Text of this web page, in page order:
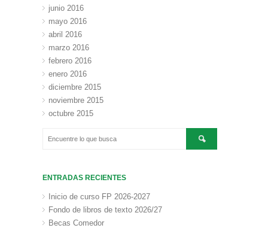
junio 2016
mayo 2016
abril 2016
marzo 2016
febrero 2016
enero 2016
diciembre 2015
noviembre 2015
octubre 2015
ENTRADAS RECIENTES
Inicio de curso FP 2026-2027
Fondo de libros de texto 2026/27
Becas Comedor